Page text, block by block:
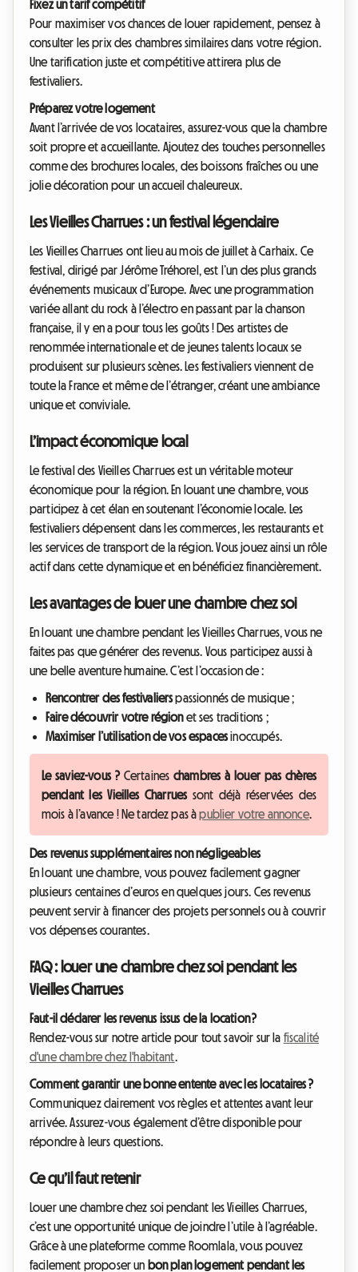
Fixez un tarif compétitif
Pour maximiser vos chances de louer rapidement, pensez à
consulter les prix des chambres similaires dans votre région.
Une tarification juste et compétitive attirera plus de
festivaliers.
Préparez votre logement
Avant l’arrivée de vos locataires, assurez-vous que la chambre
soit propre et accueillante. Ajoutez des touches personnelles
comme des brochures locales, des boissons fraîches ou une
jolie décoration pour un accueil chaleureux.
Les Vieilles Charrues : un festival légendaire
Les Vieilles Charrues ont lieu au mois de juillet à Carhaix. Ce
festival, dirigé par Jérôme Tréhorel, est l’un des plus grands
événements musicaux d’Europe. Avec une programmation
variée allant du rock à l’électro en passant par la chanson
française, il y en a pour tous les goûts ! Des artistes de
renommée internationale et de jeunes talents locaux se
produisent sur plusieurs scènes. Les festivaliers viennent de
toute la France et même de l’étranger, créant une ambiance
unique et conviviale.
L’impact économique local
Le festival des Vieilles Charrues est un véritable moteur
économique pour la région. En louant une chambre, vous
participez à cet élan en soutenant l’économie locale. Les
festivaliers dépensent dans les commerces, les restaurants et
les services de transport de la région. Vous jouez ainsi un rôle
actif dans cette dynamique et en bénéficiez financièrement.
Les avantages de louer une chambre chez soi
En louant une chambre pendant les Vieilles Charrues, vous ne
faites pas que générer des revenus. Vous participez aussi à
une belle aventure humaine. C’est l’occasion de :
Rencontrer des festivalierspassionnés de musique ;
Faire découvrir votre régionet ses traditions ;
Maximiser l’utilisation de vos espacesinoccupés.
Le saviez-vous ?Certaineschambres à louer pas chères
pendant les Vieilles Charruessont déjà réservées des
mois à l’avance ! Ne tardez pas àpublier votre annonce.
Des revenus supplémentaires non négligeables
En louant une chambre, vous pouvez facilement gagner
plusieurs centaines d’euros en quelques jours. Ces revenus
peuvent servir à financer des projets personnels ou à couvrir
vos dépenses courantes.
FAQ : louer une chambre chez soi pendant les
Vieilles Charrues
Faut-il déclarer les revenus issus de la location ?
Rendez-vous sur notre article pour tout savoir sur la fiscalité
d'une chambre chez l'habitant.
Comment garantir une bonne entente avec les locataires ?
Communiquez clairement vos règles et attentes avant leur
arrivée. Assurez-vous également d’être disponible pour
répondre à leurs questions.
Ce qu’il faut retenir
Louer une chambre chez soi pendant les Vieilles Charrues,
c’est une opportunité unique de joindre l’utile à l’agréable.
Grâce à une plateforme comme Roomlala, vous pouvez
facilement proposer un bon plan logement pendant les